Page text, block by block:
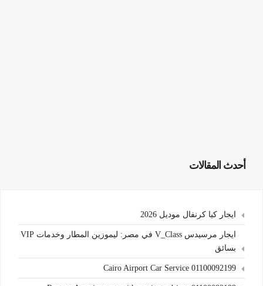
أحدث المقالات
ايجار كيا كرنفال موديل 2026
ايجار مرسيدس V_Class في مصر: ليموزين المطار وخدمات VIP
بسائق
Cairo Airport Car Service 01100092199